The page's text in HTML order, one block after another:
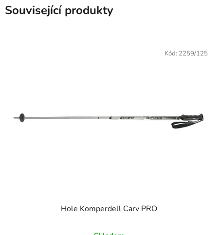
Související produkty
Hole Komperdell Carv PRO
Kód: 2259/125